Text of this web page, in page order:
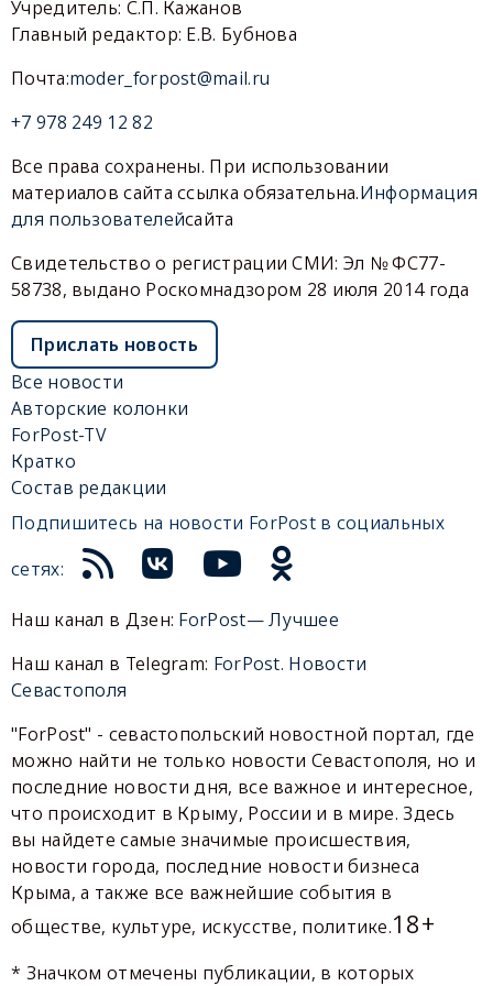
Учредитель: С.П. Кажанов
Главный редактор: Е.В. Бубнова
Почта:moder_forpost@mail.ru
+7 978 249 12 82
Все права сохранены. При использовании
материалов сайта ссылка обязательна.Информация
для пользователейсайта
Свидетельство о регистрации СМИ: Эл № ФС77-
58738, выдано Роскомнадзором 28 июля 2014 года
Прислать новость
Все новости
Авторские колонки
ForPost-TV
Кратко
Состав редакции
Подпишитесь на новости ForPost в социальных
сетях:
Наш канал в Дзен: ForPost— Лучшее
Наш канал в Telegram: ForPost. Новости
Севастополя
"ForPost" - севастопольский новостной портал, где
можно найти не только новости Севастополя, но и
последние новости дня, все важное и интересное,
что происходит в Крыму, России и в мире. Здесь
вы найдете самые значимые происшествия,
новости города, последние новости бизнеса
Крыма, а также все важнейшие события в
обществе, культуре, искусстве, политике.18+
* Значком отмечены публикации, в которых